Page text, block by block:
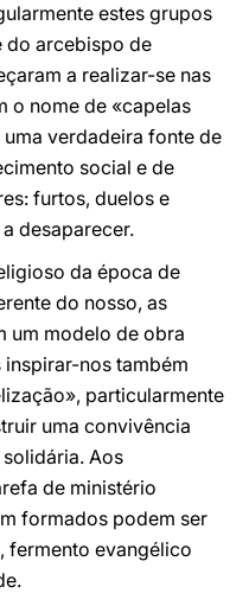
estes grupos
do arcebispo de
a realizar-se nas
o nome de «capelas
verdadeira fonte de
social e de
furtos, duelos e
desaparecer.
da época de
do nosso, as
um modelo de obra
nos também
particularmente
uma convivência
Aos
de ministério
formados podem ser
fermento evangélico